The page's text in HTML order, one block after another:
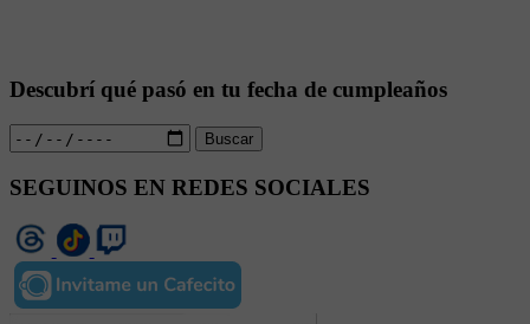
Descubrí qué pasó en tu fecha de cumpleaños
Buscar
SEGUINOS EN REDES SOCIALES